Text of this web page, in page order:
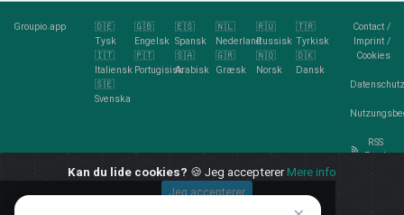
Groupio.app
🇩🇪
Tysk
🇬🇧
Engelsk
🇪🇸
Spansk
🇳🇱
Nederland
🇷🇺
Russisk
🇹🇷
Tyrkisk
🇮🇹
Italiensk
🇵🇹
Portugisisk
🇸🇦
Arabisk
🇬🇷
Græsk
🇳🇴
Norsk
🇩🇰
Dansk
🇸🇪
Svenska
Contact/
Imprint/
Cookies
RSS
Feed
Kan du lide cookies? 🍪 Jeg accepterer Mere info
Jeg accepterer